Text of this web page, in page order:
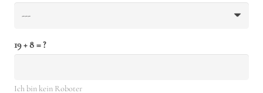
19 + 8 = ?
Ich bin kein Roboter